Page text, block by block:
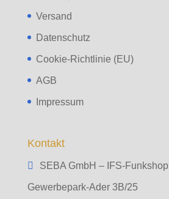
Versand
Datenschutz
Cookie-Richtlinie (EU)
AGB
Impressum
Kontakt
SEBA GmbH – IFS-Funkshop
Gewerbepark-Ader 3B/25